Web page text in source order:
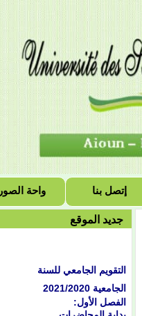
واحة الصور إتصل بنا
جديد الموقع
التقويم الجامعي للسنة
الجامعية 2021/2020
الفصل الأول:
بداية المحاضرات